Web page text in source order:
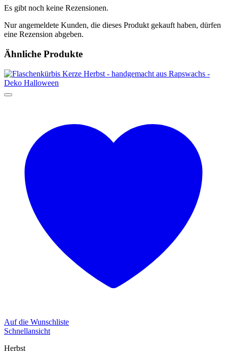
Es gibt noch keine Rezensionen.
Nur angemeldete Kunden, die dieses Produkt gekauft haben, dürfen
eine Rezension abgeben.
Ähnliche Produkte
Auf die Wunschliste
Schnellansicht
Herbst